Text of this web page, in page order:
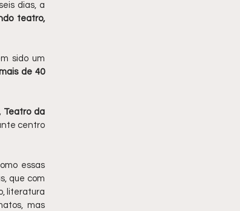
dias, a
teatro,
sido um
de 40
Teatro da
centro
essas
que com
literatura
mas